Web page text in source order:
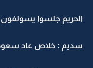
جلسوا يسولفون
: خلاص عاد سعودوه